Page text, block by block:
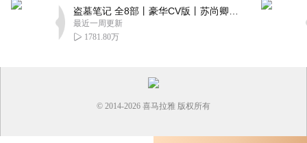
最近一周更新
1781.80万
© 2014-2026 喜马拉雅 版权所有